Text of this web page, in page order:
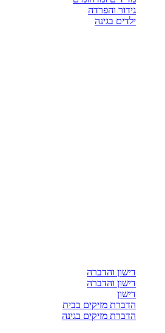
גידור והפרדה
ילדים בגינה
דישון והדברה
דישון והדברה
דישון
הדברת מזיקים בבית
הדברת מזיקים בגינה